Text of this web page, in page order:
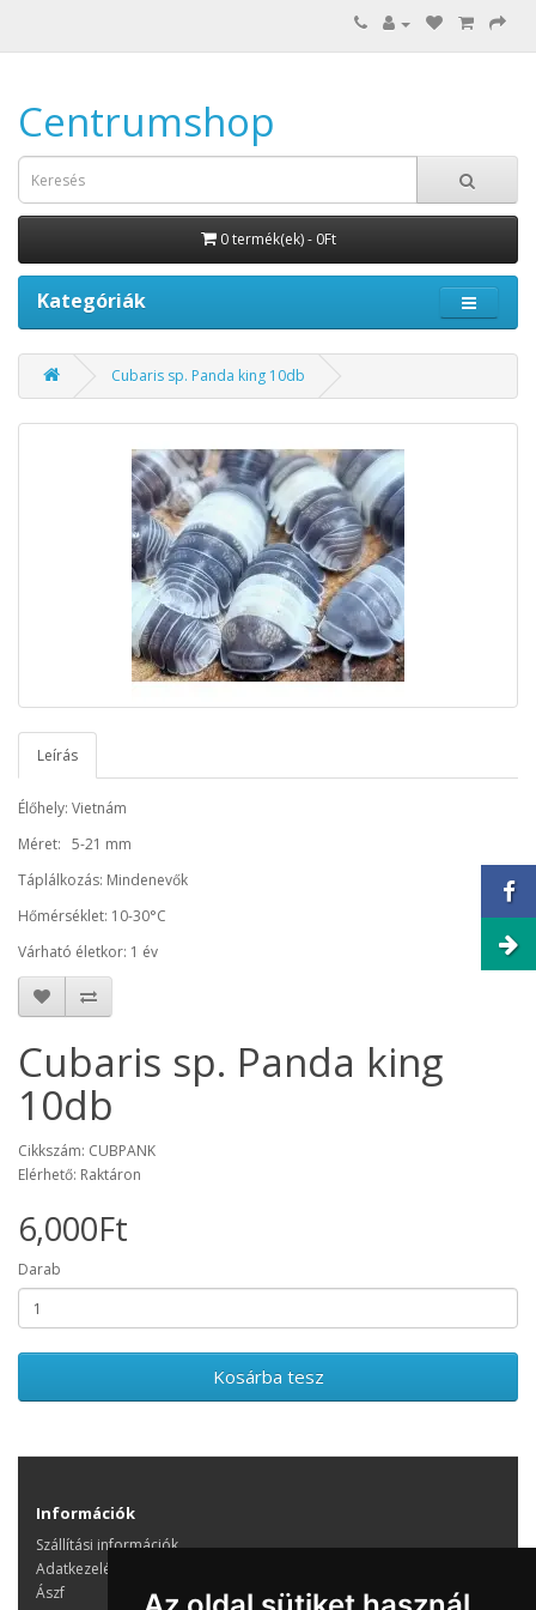
Centrumshop
0 termék(ek) - 0Ft
Kategóriák
Cubaris sp. Panda king 10db
Leírás
Élőhely: Vietnám
Méret: 5-21 mm
Táplálkozás: Mindenevők
Hőmérséklet: 10-30°C
Várható életkor: 1 év
Cubaris sp. Panda king
10db
Cikkszám: CUBPANK
Elérhető: Raktáron
6,000Ft
Darab
Kosárba tesz
Információk
Szállítási információk
Adatkezelés
Ászf